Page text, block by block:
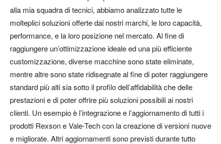
alla mia squadra di tecnici, abbiamo analizzato tutte le
molteplici soluzioni offerte dai nostri marchi, le loro capacità,
performance, e la loro posizione nel mercato. Al fine di
raggiungere un’ottimizzazione ideale ed una più efficiente
customizzazione, diverse macchine sono state eliminate,
mentre altre sono state ridisegnate al fine di poter raggiungere
standard più alti sia sotto il profilo dell’affidabilità che delle
prestazioni e di poter offrire più soluzioni possibili ai nostri
clienti. Un esempio è l’integrazione e l’aggiornamento di tutti i
prodotti Rexson e Vale-Tech con la creazione di versioni nuove
e migliorate. Altri aggiornamenti sono previsti durante tutto